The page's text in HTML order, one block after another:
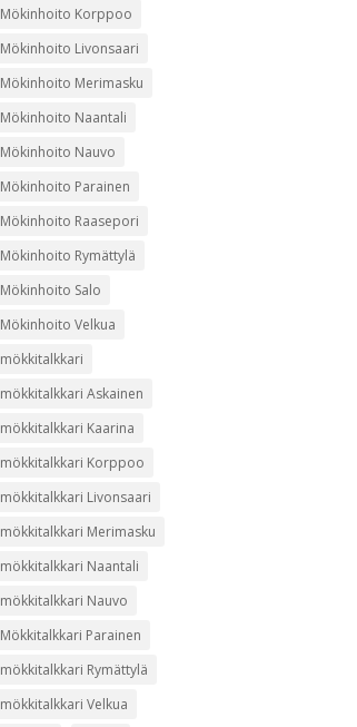
Mökinhoito Korppoo
Mökinhoito Livonsaari
Mökinhoito Merimasku
Mökinhoito Naantali
Mökinhoito Nauvo
Mökinhoito Parainen
Mökinhoito Raasepori
Mökinhoito Rymättylä
Mökinhoito Salo
Mökinhoito Velkua
mökkitalkkari
mökkitalkkari Askainen
mökkitalkkari Kaarina
mökkitalkkari Korppoo
mökkitalkkari Livonsaari
mökkitalkkari Merimasku
mökkitalkkari Naantali
mökkitalkkari Nauvo
Mökkitalkkari Parainen
mökkitalkkari Rymättylä
mökkitalkkari Velkua